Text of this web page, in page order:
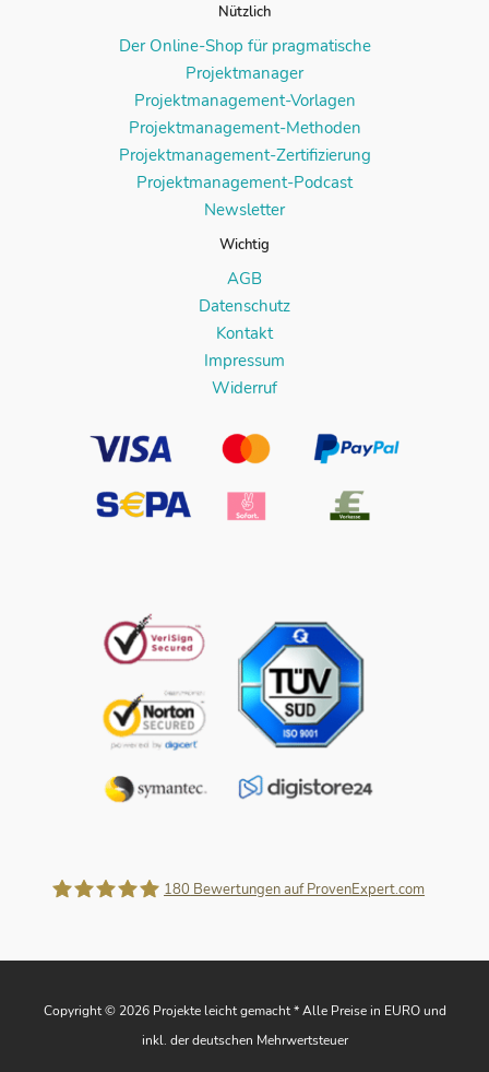
Nützlich
Der Online-Shop für pragmatische
Projektmanager
Projektmanagement-Vorlagen
Projektmanagement-Methoden
Projektmanagement-Zertifizierung
Projektmanagement-Podcast
Newsletter
Wichtig
AGB
Datenschutz
Kontakt
Impressum
Widerruf
Projekte leicht gemacht
180 Bewertungen auf ProvenExpert.com
Copyright © 2026 Projekte leicht gemacht * Alle Preise in EURO und
inkl. der deutschen Mehrwertsteuer